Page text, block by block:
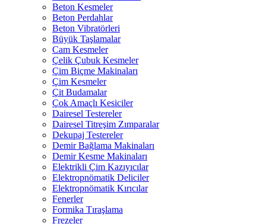
Beton Kesmeler
Beton Perdahlar
Beton Vibratörleri
Büyük Taşlamalar
Cam Kesmeler
Çelik Çubuk Kesmeler
Çim Biçme Makinaları
Çim Kesmeler
Çit Budamalar
Çok Amaçlı Kesiciler
Dairesel Testereler
Dairesel Titreşim Zımparalar
Dekupaj Testereler
Demir Bağlama Makinaları
Demir Kesme Makinaları
Elektrikli Çim Kazıyıcılar
Elektropnömatik Deliciler
Elektropnömatik Kırıcılar
Fenerler
Formika Tıraşlama
Frezeler